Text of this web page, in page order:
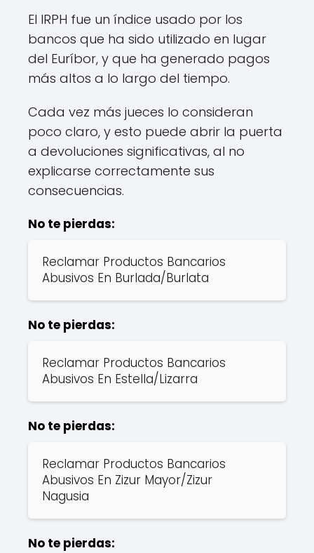
El IRPH fue un índice usado por los
bancos que ha sido utilizado en lugar
del Euríbor, y que ha generado pagos
más altos a lo largo del tiempo.
Cada vez más jueces lo consideran
poco claro, y esto puede abrir la puerta
a devoluciones significativas, al no
explicarse correctamente sus
consecuencias.
No te pierdas:
Reclamar Productos Bancarios
Abusivos En Burlada/Burlata
No te pierdas:
Reclamar Productos Bancarios
Abusivos En Estella/Lizarra
No te pierdas:
Reclamar Productos Bancarios
Abusivos En Zizur Mayor/Zizur
Nagusia
No te pierdas: